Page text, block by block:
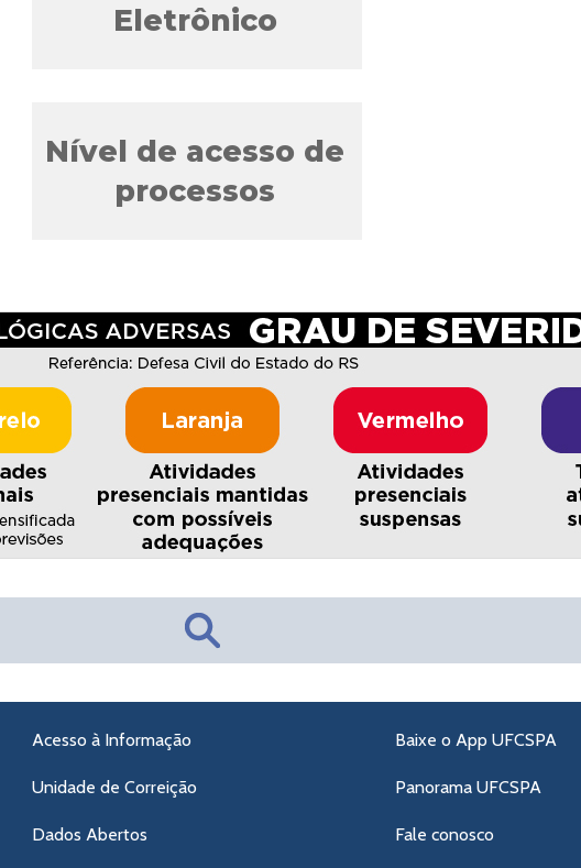
Eletrônico
Nível de acesso de
processos
Acesso à Informação
Unidade de Correição
Dados Abertos
Baixe o App UFCSPA
Panorama UFCSPA
Fale conosco